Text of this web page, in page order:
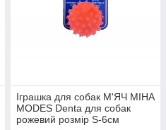
Іграшка для собак М'ЯЧ МІНА
MODES Denta для собак
рожевий розмір S-6см